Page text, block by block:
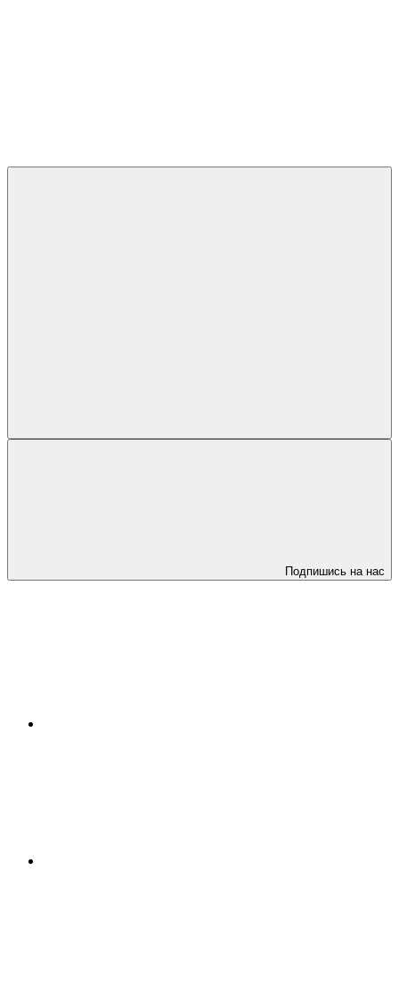
Подпишись на нас